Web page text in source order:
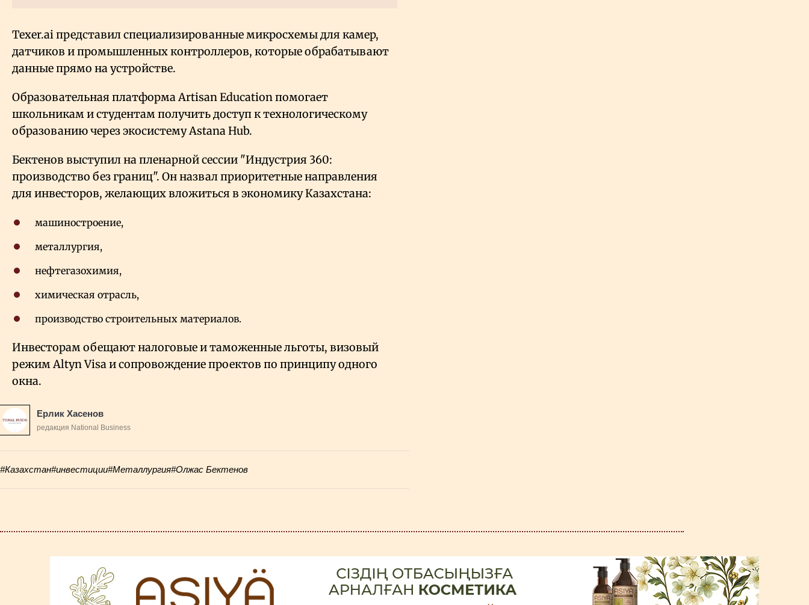
Texer.ai представил специализированные микросхемы для камер,
датчиков и промышленных контроллеров, которые обрабатывают
данные прямо на устройстве.
Образовательная платформа Artisan Education помогает
школьникам и студентам получить доступ к технологическому
образованию через экосистему Astana Hub.
Бектенов выступил на пленарной сессии "Индустрия 360:
производство без границ". Он назвал приоритетные направления
для инвесторов, желающих вложиться в экономику Казахстана:
машиностроение,
металлургия,
нефтегазохимия,
химическая отрасль,
производство строительных материалов.
Инвесторам обещают налоговые и таможенные льготы, визовый
режим Altyn Visa и сопровождение проектов по принципу одного
окна.
Ерлик Хасенов
редакция National Business
#Казахстан#инвестиции#Металлургия#Олжас Бектенов